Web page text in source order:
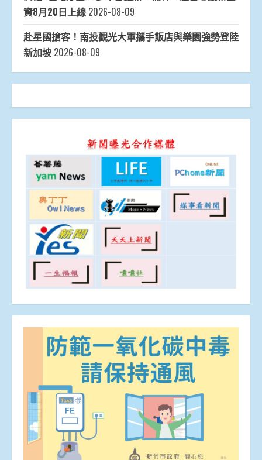
資8月20日上線 2026-08-09
赴星國搶客！南投觀光大軍攜手飯店與樂園強勢登陸
新加坡 2026-08-09